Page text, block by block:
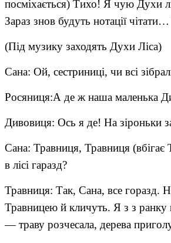
посміхається) Тихо! Я чую Духи
Зараз знов будуть нотації
(Під музику заходять Духи Ліса)
Сана: Ой, сестриниці, чи всі
Росяниця:А де ж наша маленька
Дивовиця: Ось я де! На зіроньки
Сана: Травниця, Травниця (вбігає
в лісі гаразд?
Травниця: Так, Сана, все горазд.
Травницею й кличуть. Я з з ранку
— траву розчесала, дерева